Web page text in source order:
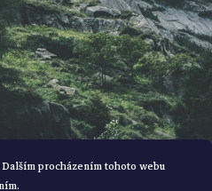
procházením tohoto webu